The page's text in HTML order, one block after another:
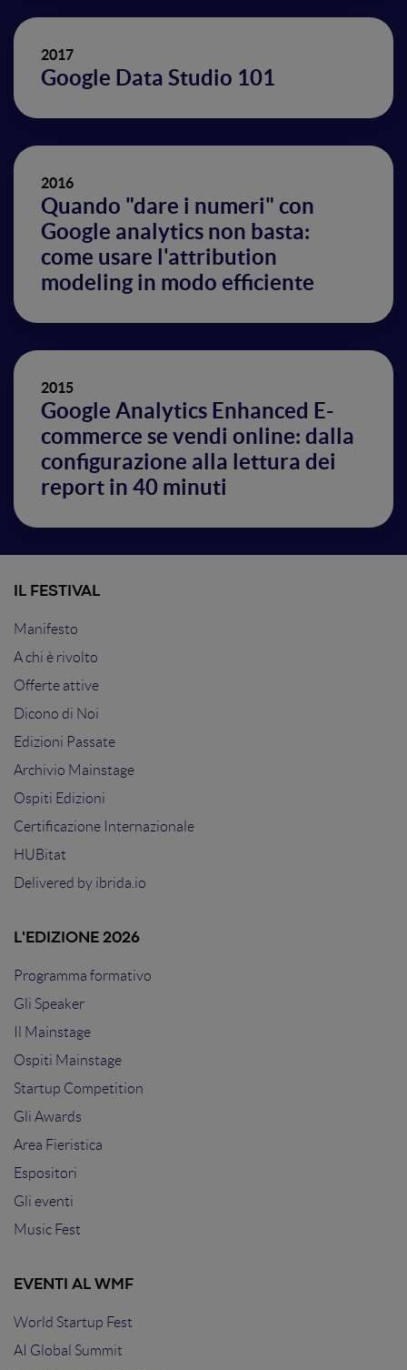
2017
Google Data Studio 101
2016
Quando "dare i numeri" con
Google analytics non basta:
come usare l'attribution
modeling in modo efficiente
2015
Google Analytics Enhanced E-
commerce se vendi online: dalla
configurazione alla lettura dei
report in 40 minuti
IL FESTIVAL
Manifesto
A chi è rivolto
Offerte attive
Dicono di Noi
Edizioni Passate
Archivio Mainstage
Ospiti Edizioni
Certificazione Internazionale
HUBitat
Delivered by ibrida.io
L'EDIZIONE 2026
Programma formativo
Gli Speaker
Il Mainstage
Ospiti Mainstage
Startup Competition
Gli Awards
Area Fieristica
Espositori
Gli eventi
Music Fest
EVENTI AL WMF
World Startup Fest
AI Global Summit